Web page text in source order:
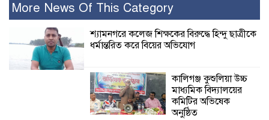
২৮ জনের সাক্ষ্য শেষ, কাদেরসহ সাতজনের
জামায়াত: নুরুল হক
নুর
More News Of This Category
শ্যামনগরে কলেজ শিক্ষকের বিরুদ্ধে হিন্দু ছাত্রীকে
ধর্মান্তরিত করে বিয়ের অভিযোগ
কালিগঞ্জ কুশুলিয়া উচ্চ
মাধ্যমিক বিদ্যালয়ের
কমিটির অভিষেক
অনুষ্ঠিত